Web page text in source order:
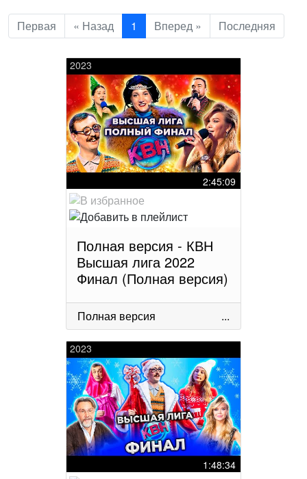
Первая « Назад 1 Вперед » Последняя
2023
2:45:09
Полная версия - КВН
Высшая лига 2022
Финал (Полная версия)
Полная версия ...
2023
1:48:34